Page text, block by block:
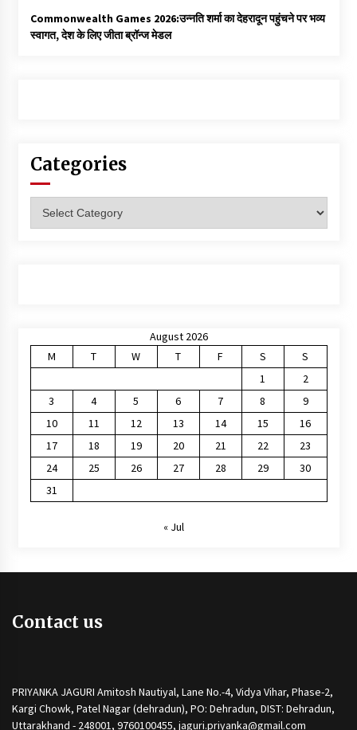
Commonwealth Games 2026:उन्नति शर्मा का देहरादून पहुंचने पर भव्य
स्वागत, देश के लिए जीता ब्रॉन्ज मेडल
Categories
August 2026
M
T W T F S
S
1
2
3
4 5 6 7 8
9
10
11 12 13 14 15
16
17
18 19 20 21 22
23
24
25 26 27 28 29
30
31
« Jul
Contact us
PRIYANKA JAGURI Amitosh Nautiyal, Lane No.-4, Vidya Vihar, Phase-2,
Kargi Chowk, Patel Nagar (dehradun), PO: Dehradun, DIST: Dehradun,
Uttarakhand - 248001, 9760100455, jaguri.priyanka@gmail.com